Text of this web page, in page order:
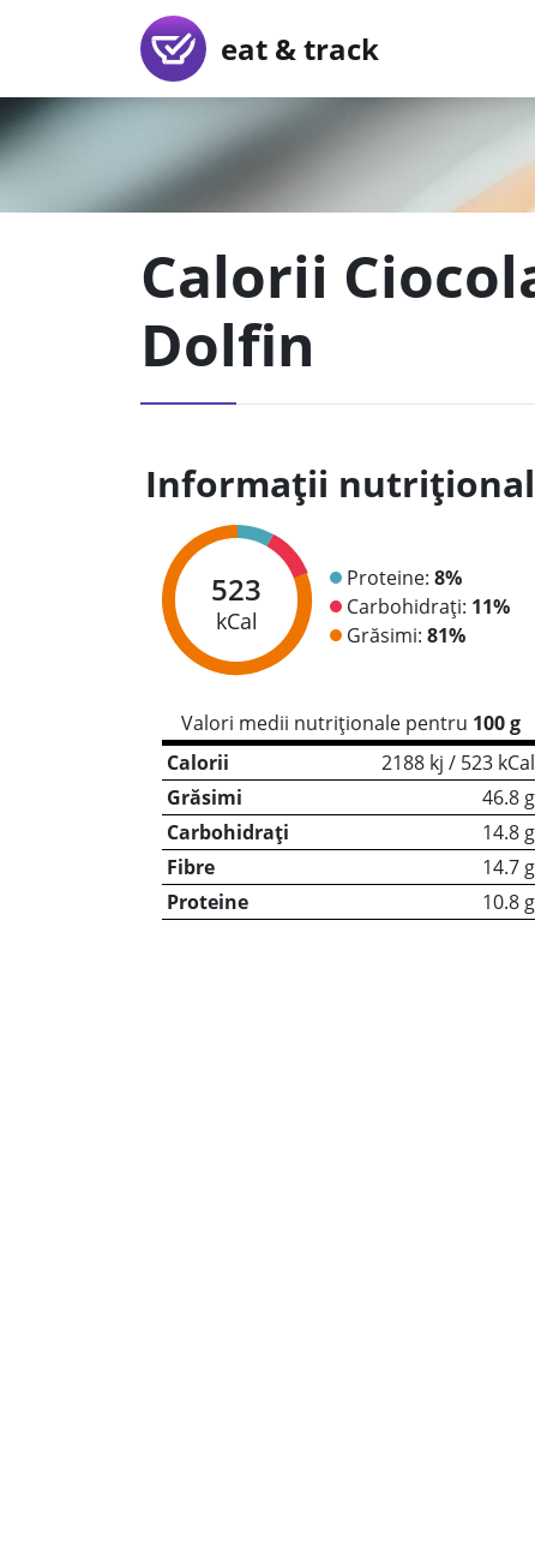
eat & track
Calorii
Dolfin
Informații
523
kCal
Proteine: 8%
Carbohidrați: 11%
Grăsimi: 81%
Valori medii nutriționale pentru 100 g
Calorii
2188 kj / 523 kCal
Grăsimi
46.8 g
Carbohidrați
14.8 g
Fibre
14.7 g
Proteine
10.8 g